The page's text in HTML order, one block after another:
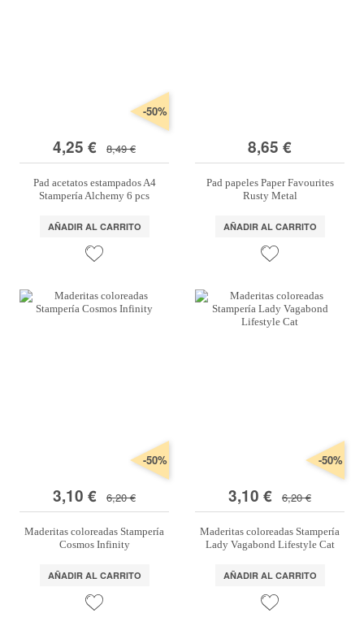
4,25 € 8,49 €
-50%
Pad acetatos estampados A4
Stampería Alchemy 6 pcs
AÑADIR AL CARRITO
8,65 €
Pad papeles Paper Favourites
Rusty Metal
AÑADIR AL CARRITO
3,10 € 6,20 €
-50%
Maderitas coloreadas Stampería
Cosmos Infinity
AÑADIR AL CARRITO
3,10 € 6,20 €
-50%
Maderitas coloreadas Stampería
Lady Vagabond Lifestyle Cat
AÑADIR AL CARRITO